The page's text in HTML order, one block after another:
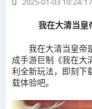
我在大清当皇
我在大清当皇帝
成手游巨制《我在大
利全新玩法，即刻下
载体验吧。